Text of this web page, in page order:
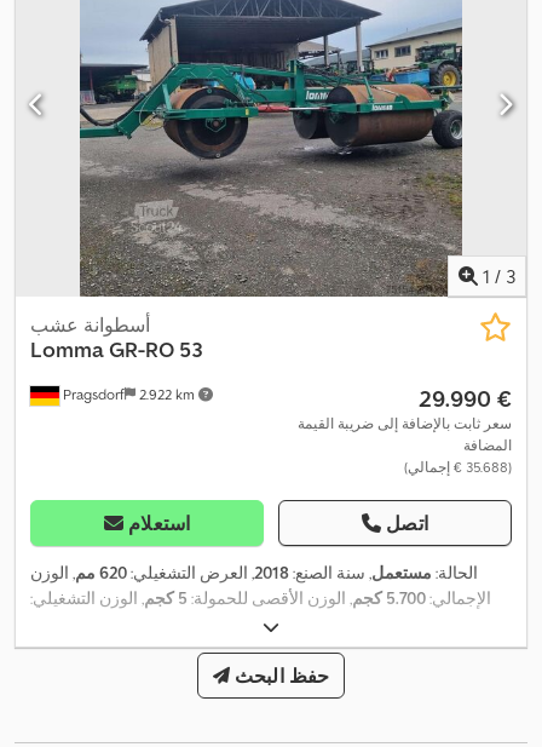
1 / 3
Pragsdorf 2.922 km
أسطوانة عشب
LommaGR-RO 53
‏29.990 €
سعر ثابت بالإضافة إلى ضريبة القيمة
المضافة
(‏35.688 € إجمالي)
استعلام اتصل
الحالة: مستعمل, سنة الصنع:2018, العرض التشغيلي:620 مم
, الوزن
الإجمالي:5.700 كجم , الوزن الأقصى للحمولة: 5 كجم
, الوزن التشغيلي:
حفظ البحث